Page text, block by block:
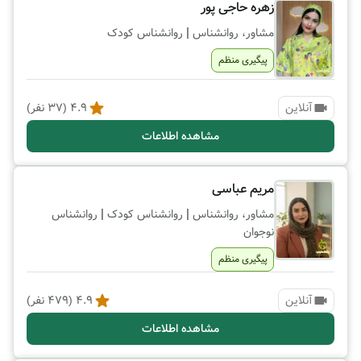
زهره حاجی پور
مشاور، روانشناس | روانشناس کودک
پیگیری منظم
آنلاین 4.9
(
37 نفر)
مشاهده اطلاعات
مریم عباسی
مشاور، روانشناس | روانشناس کودک | روانشناس
نوجوان
پیگیری منظم
آنلاین 4.9
(
479 نفر)
مشاهده اطلاعات